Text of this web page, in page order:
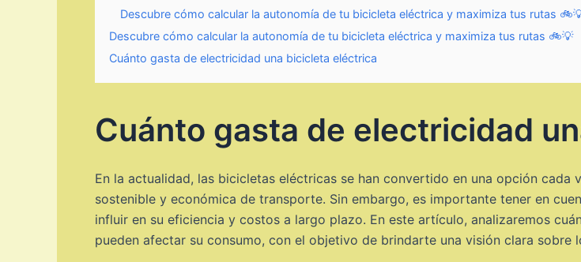
Descubre cómo calcular la autonomía de tu bicicleta eléctrica y maximiza tus rutas
Descubre cómo calcular la autonomía de tu bicicleta eléctrica y maximiza tus rutas 🚲💡
Cuánto gasta de electricidad una bicicleta eléctrica
Cuánto gasta de electricidad
En la actualidad, las bicicletas eléctricas se han convertido en una opción cada
sostenible y económica de transporte. Sin embargo, es importante tener en
influir en su eficiencia y costos a largo plazo. En este artículo, analizaremos
pueden afectar su consumo, con el objetivo de brindarte una visión clara